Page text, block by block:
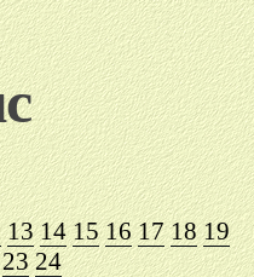
13 14 15 16 17 18 19
23 24